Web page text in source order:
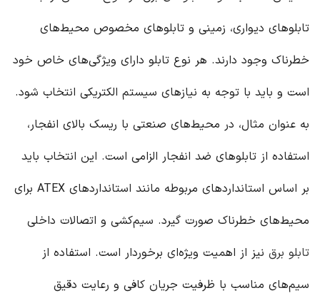
تابلوهای دیواری، زمینی و تابلوهای مخصوص محیط‌های
خطرناک وجود دارند. هر نوع تابلو دارای ویژگی‌های خاص خود
است و باید با توجه به نیازهای سیستم الکتریکی انتخاب شود.
به عنوان مثال، در محیط‌های صنعتی با ریسک بالای انفجار،
استفاده از تابلوهای ضد انفجار الزامی است. این انتخاب باید
بر اساس استانداردهای مربوطه مانند استانداردهای ATEX برای
محیط‌های خطرناک صورت گیرد. سیم‌کشی و اتصالات داخلی
تابلو برق نیز از اهمیت ویژه‌ای برخوردار است. استفاده از
سیم‌های مناسب با ظرفیت جریان کافی و رعایت دقیق